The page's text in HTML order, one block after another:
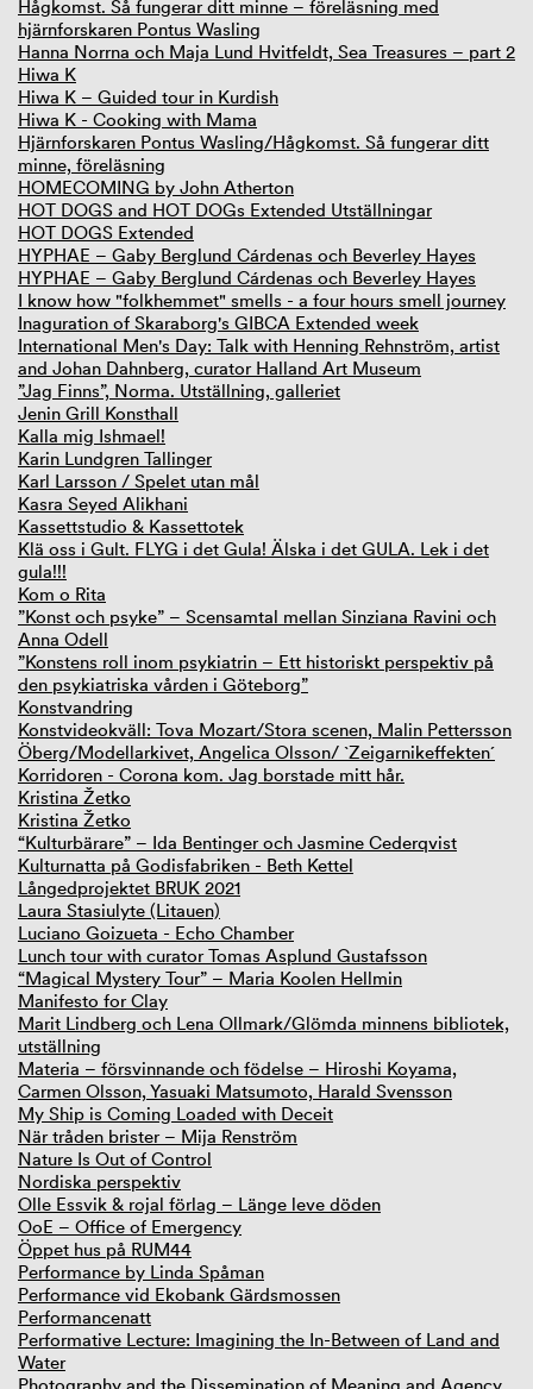
Hågkomst. Så fungerar ditt minne – föreläsning med
hjärnforskaren Pontus Wasling
Hanna Norrna och Maja Lund Hvitfeldt, Sea Treasures – part 2
Hiwa K
Hiwa K – Guided tour in Kurdish
Hiwa K - Cooking with Mama
Hjärnforskaren Pontus Wasling/Hågkomst. Så fungerar ditt
minne, föreläsning
HOMECOMING by John Atherton
HOT DOGS and HOT DOGs Extended Utställningar
HOT DOGS Extended
HYPHAE – Gaby Berglund Cárdenas och Beverley Hayes
HYPHAE – Gaby Berglund Cárdenas och Beverley Hayes
I know how "folkhemmet" smells - a four hours smell journey
Inaguration of Skaraborg's GIBCA Extended week
International Men's Day: Talk with Henning Rehnström, artist
and Johan Dahnberg, curator Halland Art Museum
”Jag Finns”, Norma. Utställning, galleriet
Jenin Grill Konsthall
Kalla mig Ishmael!
Karin Lundgren Tallinger
Karl Larsson / Spelet utan mål
Kasra Seyed Alikhani
Kassettstudio & Kassettotek
Klä oss i Gult. FLYG i det Gula! Älska i det GULA. Lek i det
gula!!!
Kom o Rita
”Konst och psyke” – Scensamtal mellan Sinziana Ravini och
Anna Odell
”Konstens roll inom psykiatrin – Ett historiskt perspektiv på
den psykiatriska vården i Göteborg”
Konstvandring
Konstvideokväll: Tova Mozart/Stora scenen, Malin Pettersson
Öberg/Modellarkivet, Angelica Olsson/ `Zeigarnikeffekten´
Korridoren - Corona kom. Jag borstade mitt hår.
Kristina Žetko
Kristina Žetko
“Kulturbärare” – Ida Bentinger och Jasmine Cederqvist
Kulturnatta på Godisfabriken - Beth Kettel
Långedprojektet BRUK 2021
Laura Stasiulyte (Litauen)
Luciano Goizueta - Echo Chamber
Lunch tour with curator Tomas Asplund Gustafsson
“Magical Mystery Tour” – Maria Koolen Hellmin
Manifesto for Clay
Marit Lindberg och Lena Ollmark/Glömda minnens bibliotek,
utställning
Materia – försvinnande och födelse – Hiroshi Koyama,
Carmen Olsson, Yasuaki Matsumoto, Harald Svensson
My Ship is Coming Loaded with Deceit
När tråden brister – Mija Renström
Nature Is Out of Control
Nordiska perspektiv
Olle Essvik & rojal förlag – Länge leve döden
OoE – Office of Emergency
Öppet hus på RUM44
Performance by Linda Spåman
Performance vid Ekobank Gärdsmossen
Performancenatt
Performative Lecture: Imagining the In-Between of Land and
Water